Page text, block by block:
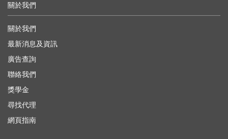
關於我們
關於我們
最新消息及資訊
廣告查詢
聯絡我們
獎學金
尋找代理
網頁指南